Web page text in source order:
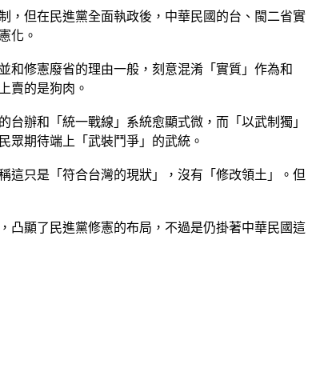
，但在民進黨全面執政後，中華民國的台、閩二省實
化。
和修憲廢省的理由一般，刻意混淆「實質」作為和
賣的是狗肉。
辦和「統一戰線」系統愈顯式微，而「以武制獨」
眾期待端上「武裝鬥爭」的武統。
這只是「符合台灣的現狀」，沒有「修改領土」。但
凸顯了民進黨修憲的布局，不過是仍掛著中華民國這